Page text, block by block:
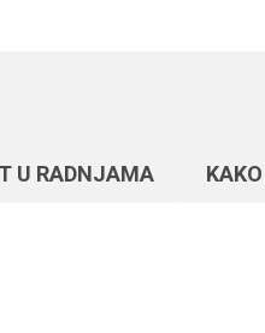
U RADNJAMA